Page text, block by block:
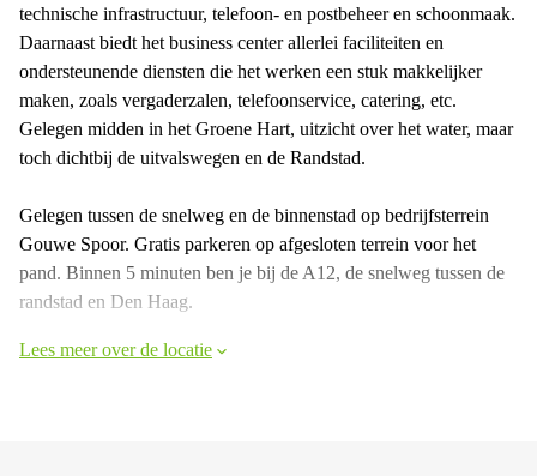
technische infrastructuur, telefoon- en postbeheer en schoonmaak.
Daarnaast biedt het business center allerlei faciliteiten en
ondersteunende diensten die het werken een stuk makkelijker
maken, zoals vergaderzalen, telefoonservice, catering, etc.
Gelegen midden in het Groene Hart, uitzicht over het water, maar
toch dichtbij de uitvalswegen en de Randstad.
Gelegen tussen de snelweg en de binnenstad op bedrijfsterrein
Gouwe Spoor. Gratis parkeren op afgesloten terrein voor het
pand. Binnen 5 minuten ben je bij de A12, de snelweg tussen de
randstad en Den Haag.
Lees meer over de locatie